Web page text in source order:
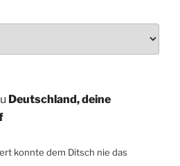
Deutschland, deine
konnte dem Ditsch nie das